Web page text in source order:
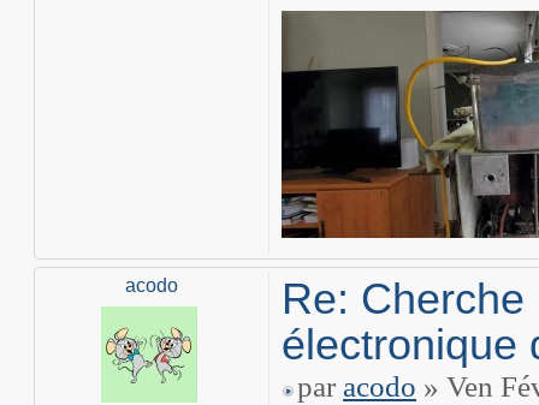
acodo
Re:
électronique
par acodo » Ven